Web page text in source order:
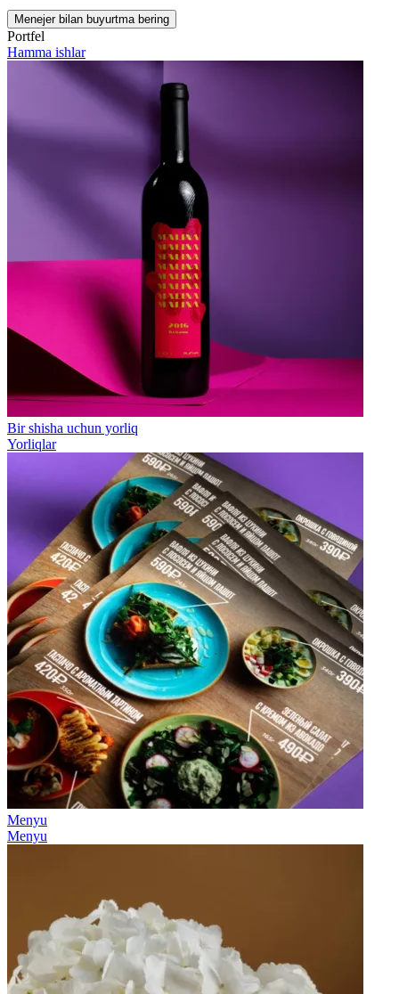
Menejer bilan buyurtma bering
Portfel
Hamma ishlar
Bir shisha uchun yorliq
Yorliqlar
Menyu
Menyu